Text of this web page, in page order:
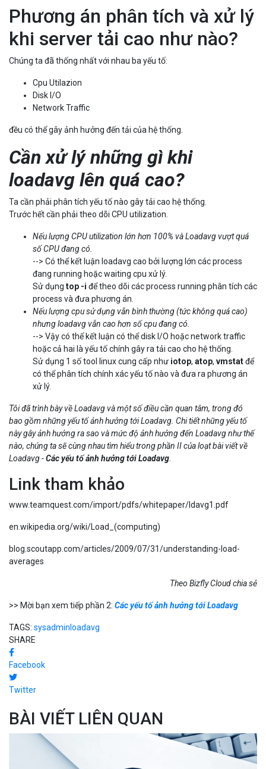
Phương án phân tích và xử lý
khi server tải cao như nào?
Chúng ta đã thống nhất với nhau ba yếu tố:
Cpu Utilazion
Disk I/O
Network Traffic
đều có thể gây ảnh hưởng đến tải của hệ thống.
Cần xử lý những gì khi
loadavg lên quá cao?
Ta cần phải phân tích yếu tố nào gây tải cao hệ thống.
Trước hết cần phải theo dõi CPU utilization.
Nếu lượng CPU utilization lớn hơn 100% và Loadavg vượt quá
số CPU đang có.
--> Có thể kết luận loadavg cao bởi lượng lớn các process
đang running hoặc waiting cpu xử lý.
Sử dụng top -i để theo dõi các process running phân tích các
process và đưa phương án.
Nếu lượng cpu sử dụng vẫn bình thường (tức không quá cao)
nhưng loadavg vẫn cao hơn số cpu đang có.
--> Vậy có thể kết luận có thể disk I/O hoặc network traffic
hoặc cả hai là yếu tố chính gây ra tải cao cho hệ thống.
Sử dụng 1 số tool linux cung cấp như iotop, atop, vmstatđể
có thể phân tích chính xác yếu tố nào và đưa ra phương án
xử lý.
Tôi đã trình bày về Loadavg và một số điều cần quan tâm, trong đó
bao gồm những yếu tố ảnh hưởng tới Loadavg. Chi tiết những yếu tố
này gây ảnh hưởng ra sao và mức độ ảnh hưởng đến Loadavg như thế
nào, chúng ta sẽ cùng nhau tìm hiểu trong phần II của loạt bài viết về
Loadavg -Các yếu tố ảnh hưởng tới Loadavg
Link tham khảo
www.teamquest.com/import/pdfs/whitepaper/ldavg1.pdf
en.wikipedia.org/wiki/Load_(computing)
blog.scoutapp.com/articles/2009/07/31/understanding-load-
averages
Theo Bizfly Cloud chia sẻ
>> Mời bạn xem tiếp phần 2: Các yếu tố ảnh hưởng tới Loadavg
TAGS: sysadmin loadavg
SHARE
Facebook
Twitter
BÀI VIẾT LIÊN QUAN